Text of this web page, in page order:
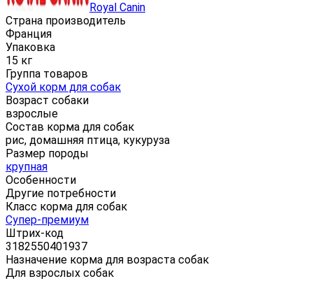
Royal Canin
Страна производитель
Франция
Упаковка
15 кг
Группа товаров
Сухой корм для собак
Возраст собаки
взрослые
Состав корма для собак
рис, домашняя птица, кукуруза
Размер породы
крупная
Особенности
Другие потребности
Класс корма для собак
Супер-премиум
Штрих-код
3182550401937
Назначение корма для возраста собак
Для взрослых собак